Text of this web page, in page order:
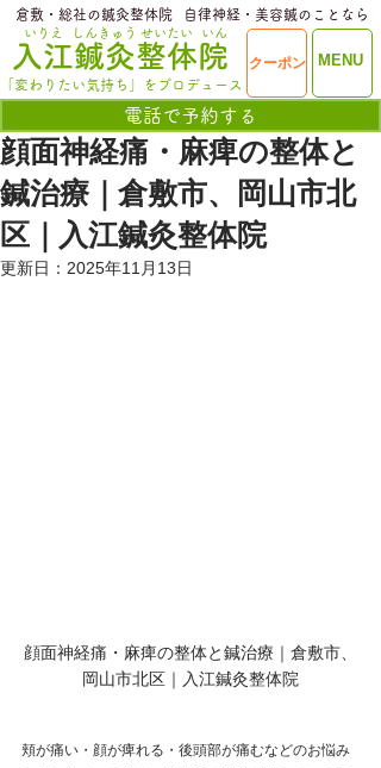
ME
​入江鍼灸整体院
いりえ
MENU
クーポン
電話で予約する
せいたい
しんきゅう いん
「変わりたい気持ち」をプロデュース
​倉敷・総社の鍼灸整体院 ​自律神経・美容鍼のことなら
顔面神経痛・麻痺の整体と
鍼治療｜倉敷市、岡山市北
区｜入江鍼灸整体院
更新日： 2025年11月13日
顔面神経痛・麻痺の整体と鍼治療｜倉敷市、
岡山市北区｜入江鍼灸整体院
頬が痛い・顔が痺れる・後頭部が痛むなどのお悩み